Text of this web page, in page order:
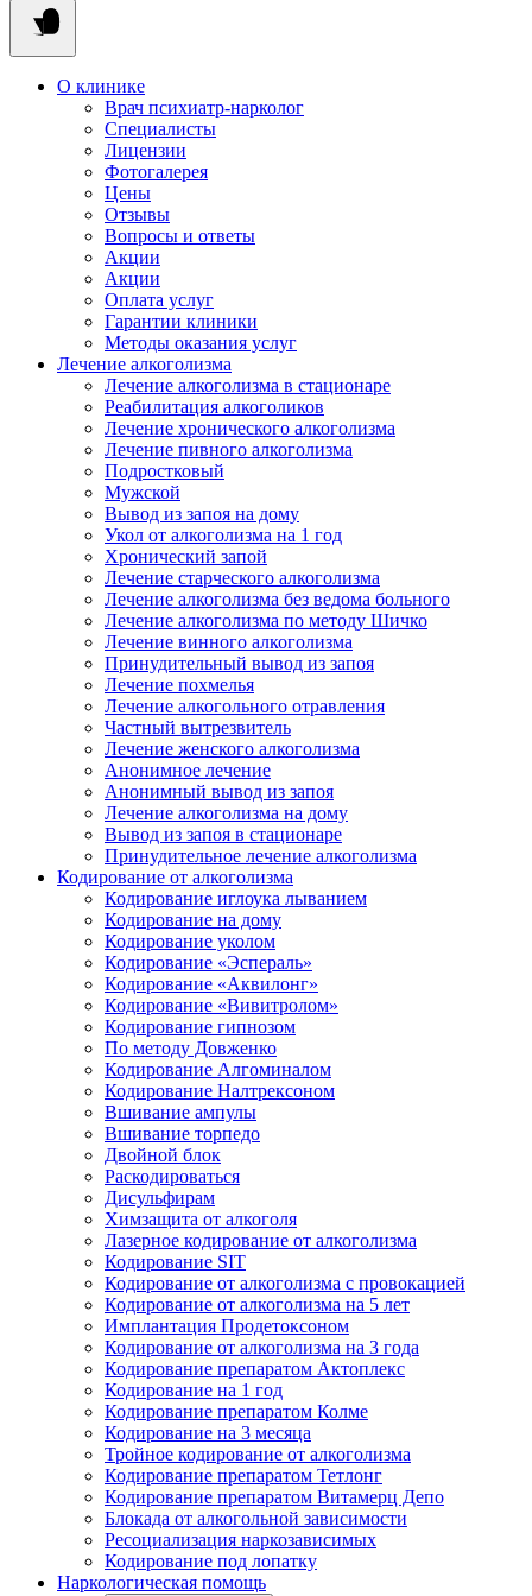
О клинике
Врач психиатр-нарколог
Специалисты
Лицензии
Фотогалерея
Цены
Отзывы
Вопросы и ответы
Акции
Акции
Оплата услуг
Гарантии клиники
Методы оказания услуг
Лечение алкоголизма
Лечение алкоголизма в стационаре
Реабилитация алкоголиков
Лечение хронического алкоголизма
Лечение пивного алкоголизма
Подростковый
Мужской
Вывод из запоя на дому
Укол от алкоголизма на 1 год
Хронический запой
Лечение старческого алкоголизма
Лечение алкоголизма без ведома больного
Лечение алкоголизма по методу Шичко
Лечение винного алкоголизма
Принудительный вывод из запоя
Лечение похмелья
Лечение алкогольного отравления
Частный вытрезвитель
Лечение женского алкоголизма
Анонимное лечение
Анонимный вывод из запоя
Лечение алкоголизма на дому
Вывод из запоя в стационаре
Принудительное лечение алкоголизма
Кодирование от алкоголизма
Кодирование иглоука лыванием
Кодирование на дому
Кодирование уколом
Кодирование «Эспераль»
Кодирование «Аквилонг»
Кодирование «Вивитролом»
Кодирование гипнозом
По методу Довженко
Кодирование Алгоминалом
Кодирование Налтрексоном
Вшивание ампулы
Вшивание торпедо
Двойной блок
Раскодироваться
Дисульфирам
Химзащита от алкоголя
Лазерное кодирование от алкоголизма
Кодирование SIT
Кодирование от алкоголизма с провокацией
Кодирование от алкоголизма на 5 лет
Имплантация Продетоксоном
Кодирование от алкоголизма на 3 года
Кодирование препаратом Актоплекс
Кодирование на 1 год
Кодирование препаратом Колме
Кодирование на 3 месяца
Тройное кодирование от алкоголизма
Кодирование препаратом Тетлонг
Кодирование препаратом Витамерц Депо
Блокада от алкогольной зависимости
Ресоциализация наркозависимых
Кодирование под лопатку
Наркологическая помощь